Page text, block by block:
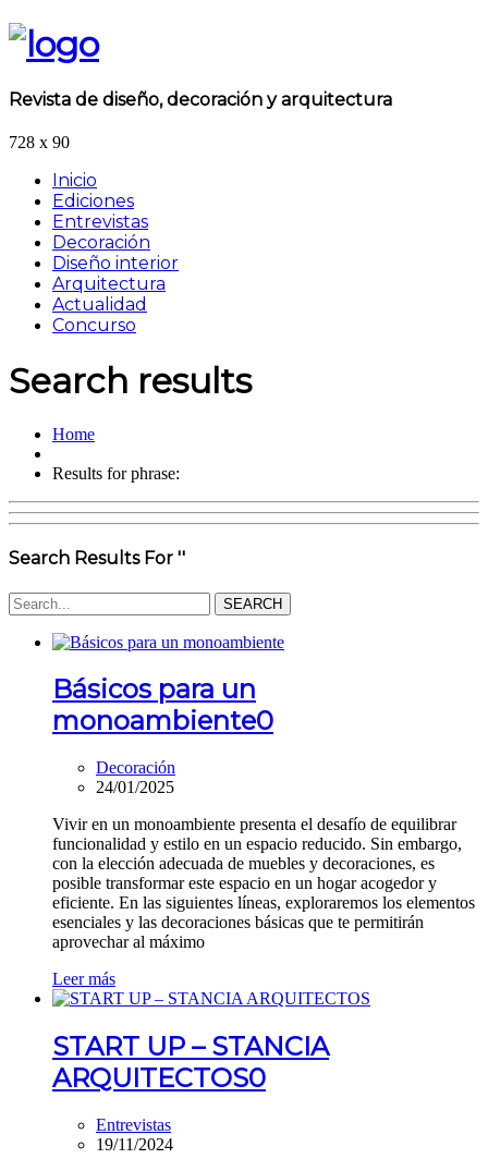
Revista de diseño, decoración y arquitectura
728 x 90
Inicio
Ediciones
Entrevistas
Decoración
Diseño interior
Arquitectura
Actualidad
Concurso
Search results
Home
Results for phrase:
Search Results For ''
Básicos para un
monoambiente0
Decoración
24/01/2025
Vivir en un monoambiente presenta el desafío de equilibrar
funcionalidad y estilo en un espacio reducido. Sin embargo,
con la elección adecuada de muebles y decoraciones, es
posible transformar este espacio en un hogar acogedor y
eficiente. En las siguientes líneas, exploraremos los elementos
esenciales y las decoraciones básicas que te permitirán
aprovechar al máximo
Leer más
START UP – STANCIA
ARQUITECTOS0
Entrevistas
19/11/2024